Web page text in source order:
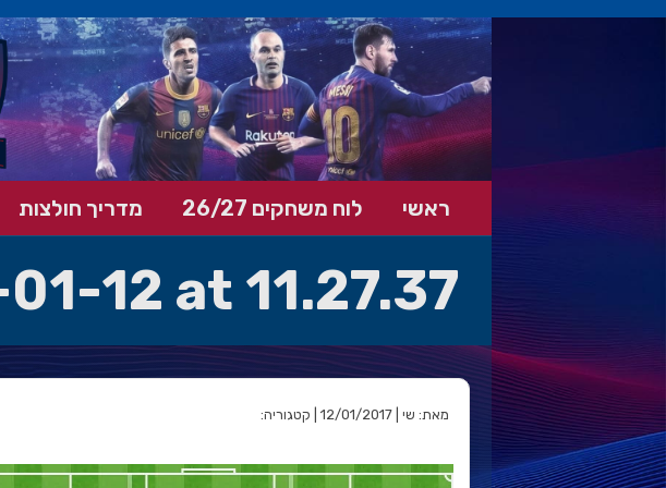
ראשי לוח משחקים 26/27 מדריך חולצות
12 at 11.27.37
מאת: שי | 12/01/2017 | קטגוריה: